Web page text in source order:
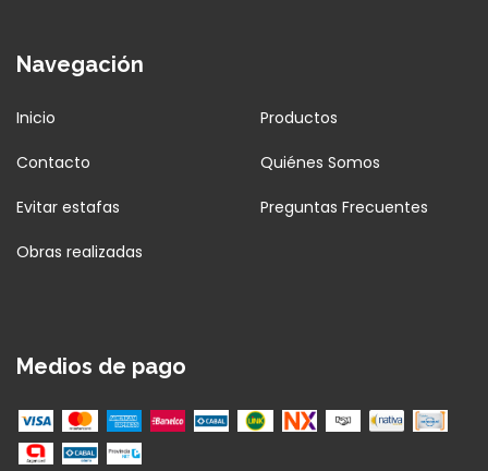
Navegación
Inicio Productos
Contacto Quiénes Somos
Evitar estafas Preguntas Frecuentes
Obras realizadas
Medios de pago